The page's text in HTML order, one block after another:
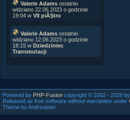
Valerie Adams ostatnio
widziano 22.06.2023 o godzinie
19:04 w VII piĂŞtro
Valerie Adams ostatnio
widziano 12.06.2023 o godzinie
18:15 w Dziedziniec
Transmutacji
Powered by PHP-Fusion copyright © 2002 - 2026
Released as free software without warranties under
Theme by Andrzejster